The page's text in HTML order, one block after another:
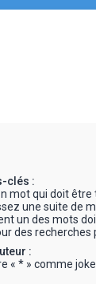
clés :
mot qui doit être
une suite de
un des mots
des recherches
:
« * » comme